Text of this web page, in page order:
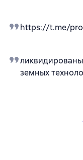
https://t.me/
земных